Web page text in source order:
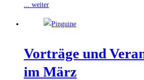
... weiter
Vor­trä­ge und
im März